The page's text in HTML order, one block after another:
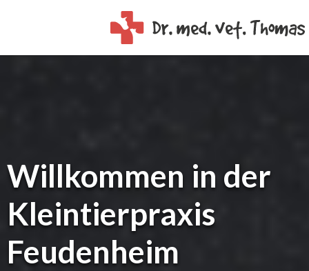
Willkommen in der
Kleintierpraxis
Feudenheim